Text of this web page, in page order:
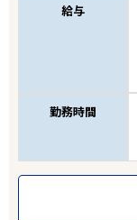
給与
勤務時間